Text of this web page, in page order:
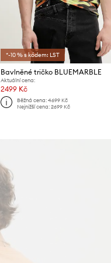
*-10 % s kódem: LST
Bavlněné tričko BLUEMARBLE
Aktuální cena:
2499 Kč
Běžná cena: 4699 Kč
Nejnižší cena: 2699 Kč